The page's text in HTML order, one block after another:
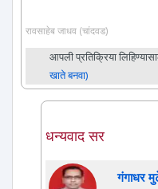
रावसाहेब जाधव (चांदवड)
आपली प्रतिक्रिया
खाते बनवा)
धन्यवाद सर
गंगाधर